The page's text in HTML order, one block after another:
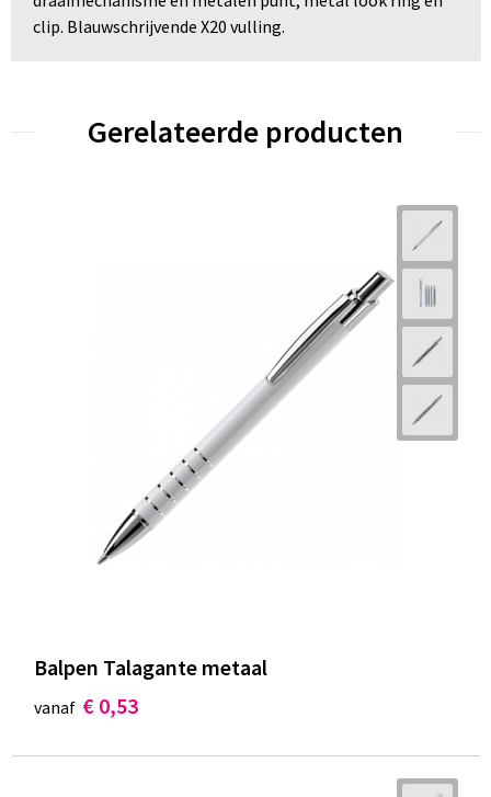
clip. Blauwschrijvende X20 vulling.
Gerelateerde producten
Balpen Talagante metaal
vanaf € 0,53